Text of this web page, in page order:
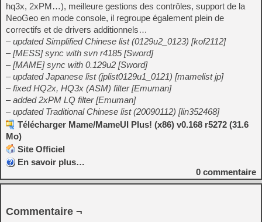
hq3x, 2xPM…), meilleure gestions des contrôles, support de la
NeoGeo en mode console, il regroupe également plein de
correctifs et de drivers additionnels…
– updated Simplified Chinese list (0129u2_0123) [kof2112]
– [MESS] sync with svn r4185 [Sword]
– [MAME] sync with 0.129u2 [Sword]
– updated Japanese list (jplist0129u1_0121) [mamelist jp]
– fixed HQ2x, HQ3x (ASM) filter [Emuman]
– added 2xPM LQ filter [Emuman]
– updated Traditional Chinese list (20090112) [lin352468]
Télécharger Mame/MameUI Plus! (x86) v0.168 r5272 (31.6
Mo)
Site Officiel
En savoir plus…
0 commentaire
Commentaire ¬